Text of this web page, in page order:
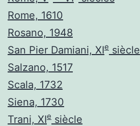
Rome, 1610
Rosano, 1948
San Pier Damiani, XIe siècle
Salzano, 1517
Scala, 1732
Siena, 1730
Trani, XIe siècle